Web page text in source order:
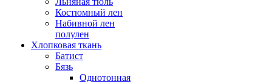
Костюмный лен
Набивной лен
полулен
Хлопковая ткань
Батист
Бязь
Однотонная